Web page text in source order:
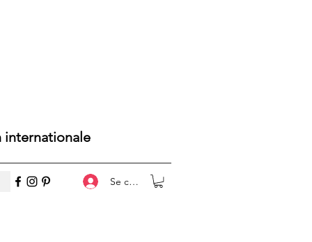
internationale
Se connecter